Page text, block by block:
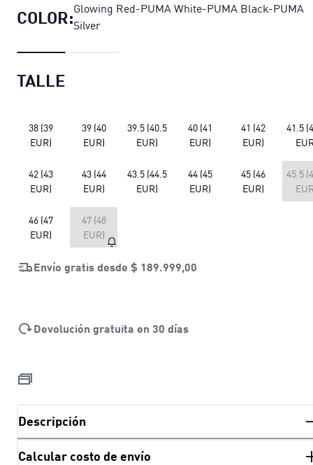
COLOR:Glowing Red-PUMA White-PUMA Black-PUMA
Silver
TALLE
38 (39
EUR)
39 (40
EUR)
39.5 (40.5
EUR)
40 (41
EUR)
41 (42
EUR)
41.5
42 (43
EUR)
43 (44
EUR)
43.5 (44.5
EUR)
44 (45
EUR)
45 (46
EUR)
45.5
46 (47
EUR)
47 (48
EUR)
Envío gratis desde $ 189.999,00
Devolución gratuita en 30 días
Descripción
Calcular costo de envío